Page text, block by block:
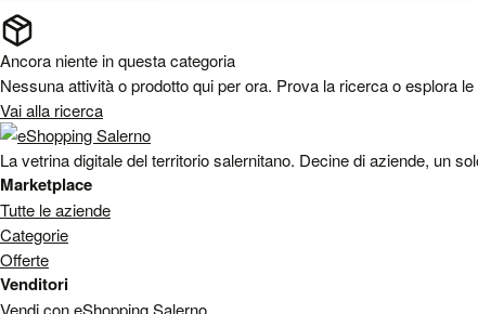
Ancora niente in questa categoria
Nessuna attività o prodotto qui per ora. Prova la ricerca o esplora
Vai alla ricerca
La vetrina digitale del territorio salernitano. Decine di aziende, un
Marketplace
Tutte le aziende
Categorie
Offerte
Venditori
Vendi con eShopping Salerno